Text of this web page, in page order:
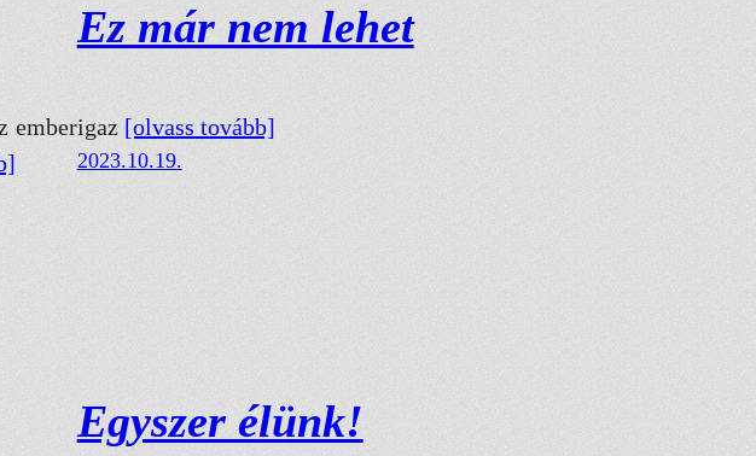
ember
Ez már nem lehet
igaz [olvass tovább]
2023.10.19.
Egyszer élünk!